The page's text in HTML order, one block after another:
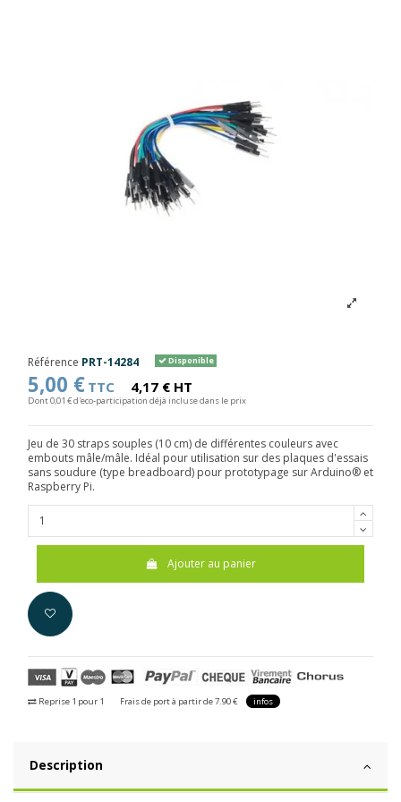
Référence PRT-14284 Disponible
5,00 € TTC 4,17 € HT
Dont 0,01 € d'eco-participation déjà incluse dans le prix
Jeu de 30 straps souples (10 cm) de différentes couleurs avec
embouts mâle/mâle. Idéal pour utilisation sur des plaques d'essais
sans soudure (type breadboard) pour prototypage sur Arduino® et
Raspberry Pi.
Ajouter au panier
Reprise 1 pour 1 Frais de port à partir de 7.90 € infos
Description